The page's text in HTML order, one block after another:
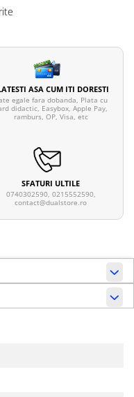
ASA CUM ITI DORESTI
egale fara dobanda, Plata cu
didactic, Easybox, Apple Pay,
ramburs, OP, Visa, etc
SFATURI ULTILE
0740302590, 0215552590,
contact@dualstore.ro